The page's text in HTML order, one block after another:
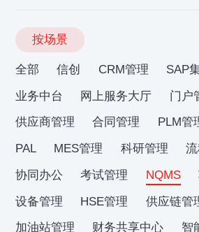
按场景
全部 信创 CRM管理 SAP
业务中台
网上服务大厅
门户
供应商管理
合同管理 PLM管
PAL
MES管理 科研管理
协同办公
考试管理 NQMS
设备管理
HSE管理
供应链管
加油站管理
财务共享中心
智